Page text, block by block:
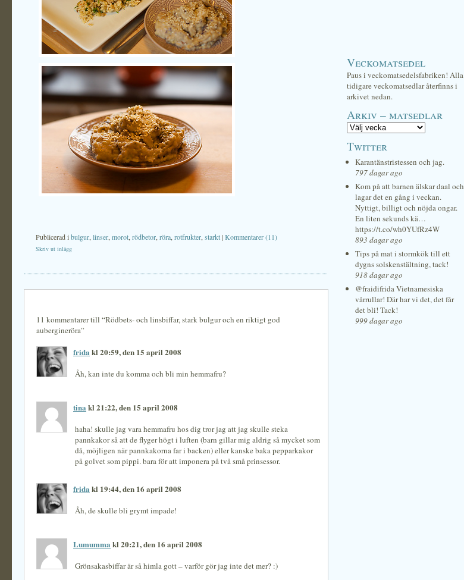
Publicerad ibulgur linser morot rödbetor röra rotfrukter starkt|Kommentarer (11)
Skriv ut inlägg
11 kommentarer till “Rödbets- och linsbiffar, stark bulgur och en riktigt god
aubergineröra”
frida kl 20:59, den 15 april 2008
Åh, kan inte du komma och bli min hemmafru?
tina kl 21:22, den 15 april 2008
haha! skulle jag vara hemmafru hos dig tror jag att jag skulle steka
pannkakor så att de flyger högt i luften (barn gillar mig aldrig så mycket som
då, möjligen när pannkakorna far i backen) eller kanske baka pepparkakor
på golvet som pippi. bara för att imponera på två små prinsessor.
frida kl 19:44, den 16 april 2008
Åh, de skulle bli grymt impade!
Lumumma kl 20:21, den 16 april 2008
Grönsakasbiffar är så himla gott – varför gör jag inte det mer? :)
Veckomatsedel
Paus i veckomatsedelsfabriken! Alla
tidigare veckomatsedlar återfinns i
arkivet nedan.
Arkiv – matsedlar
Twitter
Karantänstristessen och jag.
797 dagar ago
Kom på att barnen älskar daal och
lagar det en gång i veckan.
Nyttigt, billigt och nöjda ongar.
En liten sekunds kä…
https://t.co/wh0YUfRz4W
893 dagar ago
Tips på mat i stormkök till ett
dygns solskenstältning, tack!
918 dagar ago
@fraidifrida Vietnamesiska
vårrullar! Där har vi det, det får
det bli! Tack!
999 dagar ago